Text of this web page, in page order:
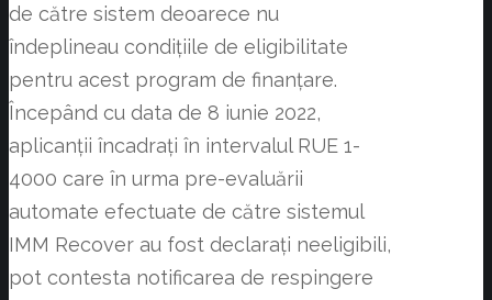
de către sistem deoarece nu
îndeplineau condițiile de eligibilitate
pentru acest program de finanțare.
Începând cu data de 8 iunie 2022,
aplicanții încadrați în intervalul RUE 1-
4000 care în urma pre-evaluării
automate efectuate de către sistemul
IMM Recover au fost declarați neeligibili,
pot contesta notificarea de respingere